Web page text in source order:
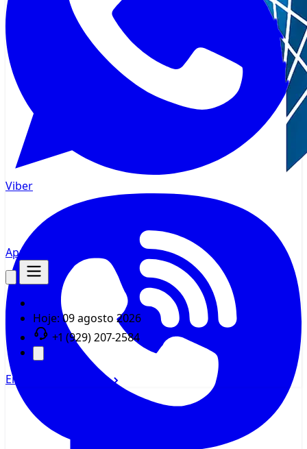
AppMsr
Hoje: 09 agosto 2026
+1 (929) 207-2584
Entrar Cadastrar-se
Viber